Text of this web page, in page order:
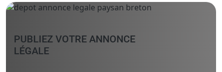
PUBLIEZ VOTRE ANNONCE
LÉGALE